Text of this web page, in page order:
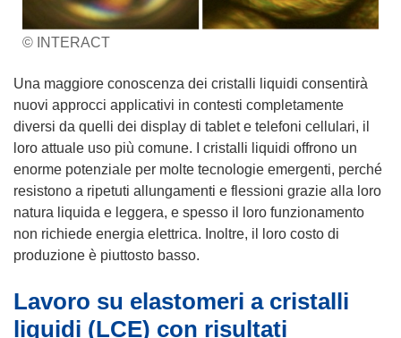
© INTERACT
Una maggiore conoscenza dei cristalli liquidi consentirà
nuovi approcci applicativi in contesti completamente
diversi da quelli dei display di tablet e telefoni cellulari, il
loro attuale uso più comune. I cristalli liquidi offrono un
enorme potenziale per molte tecnologie emergenti, perché
resistono a ripetuti allungamenti e flessioni grazie alla loro
natura liquida e leggera, e spesso il loro funzionamento
non richiede energia elettrica. Inoltre, il loro costo di
produzione è piuttosto basso.
Lavoro su elastomeri a cristalli
liquidi (LCE) con risultati